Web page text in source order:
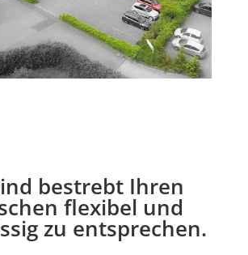
bestrebt Ihren
flexibel und
zu entsprechen.